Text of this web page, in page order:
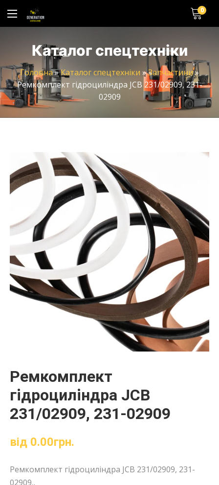
0
Каталог спецтехніки
Головна»Каталог спецтехніки »Запчастини»
Ремкомплект гідроциліндра JCB 231/02909, 231-
02909
Ремкомплект
гідроциліндра JCB
231/02909, 231-02909
від 0.00грн.
Ремкомплект гідроциліндра JCB 231/02909, 231-
02909.,